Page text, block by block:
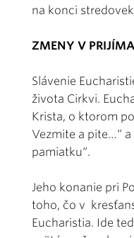
na konci
ZMENY V
Slávenie
života Cirkvi.
Krista, o ktorom
Vezmite a pite…“
pamiatku“.
Jeho konanie pri
toho, čo v
Eucharistia. Ide